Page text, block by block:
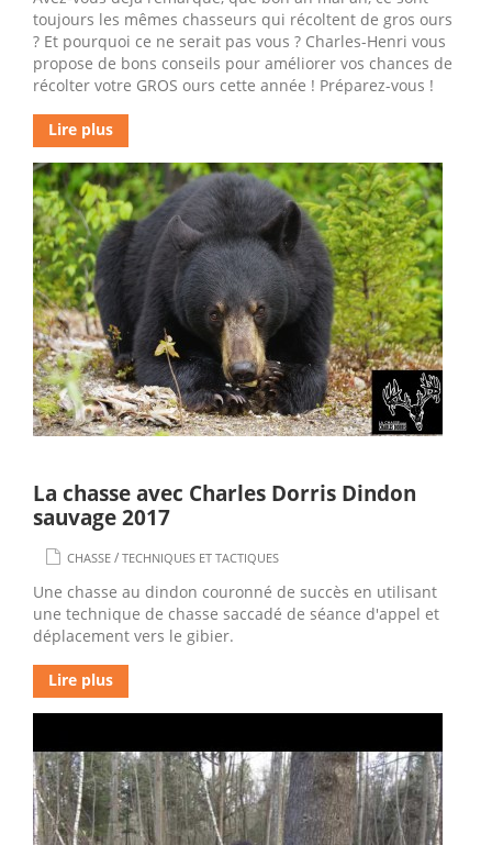
toujours les mêmes chasseurs qui récoltent de gros ours
? Et pourquoi ce ne serait pas vous ? Charles-Henri vous
propose de bons conseils pour améliorer vos chances de
récolter votre GROS ours cette année ! Préparez-vous !
Lire plus
La chasse avec Charles Dorris Dindon
sauvage 2017
CHASSE / TECHNIQUES ET TACTIQUES
Une chasse au dindon couronné de succès en utilisant
une technique de chasse saccadé de séance d'appel et
déplacement vers le gibier.
Lire plus